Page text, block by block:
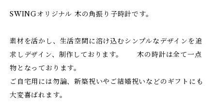
SWINGオリジナル 木の角振り子時計です。
素材を活かし、生活空間に溶け込むシンプルなデザインを追
求しデザイン、制作しております。 木の時計は全て一点
物となっております。
ご自宅用には勿論、新築祝いやご結婚祝いなどのギフトにも
大変喜ばれます。